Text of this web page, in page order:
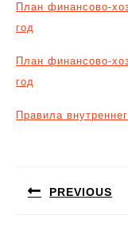
План финансово-
год
План финансово-
год
Правила
записям
PREVIOUS